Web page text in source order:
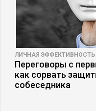
ЛИЧНАЯ ЭФФЕКТИВНОСТЬ
Переговоры с
как сорвать
собеседника